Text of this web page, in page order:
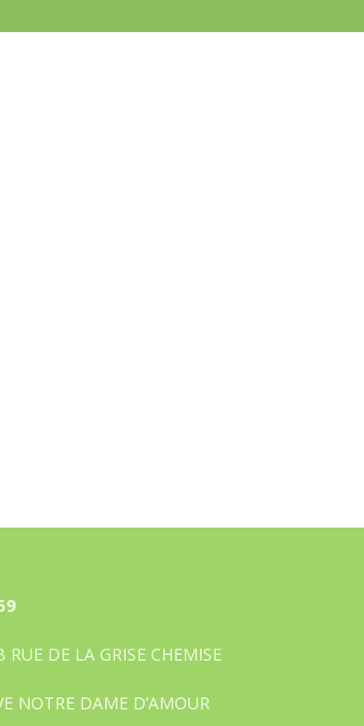
RUE DE LA GRISE CHEMISE
NOTRE DAME D’AMOUR